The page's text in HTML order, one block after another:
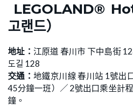
LEGOLAND®
고랜드）
地址： 江原道 春川市 下中島街
도길 128
交通：地鐵京川線 春川站 1號出
45分鐘一班）／ 2號出口乘坐計
鐘。